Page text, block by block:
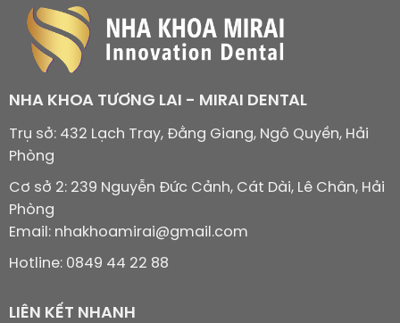
NHA KHOA TƯƠNG LAI - MIRAI DENTAL
Trụ sở: 432 Lạch Tray, Đằng Giang, Ngô Quyền, Hải
Phòng
Cơ sở 2: 239 Nguyễn Đức Cảnh, Cát Dài, Lê Chân, Hải
Phòng
Email: nhakhoamirai@gmail.com
Hotline: 0849 44 22 88
LIÊN KẾT NHANH